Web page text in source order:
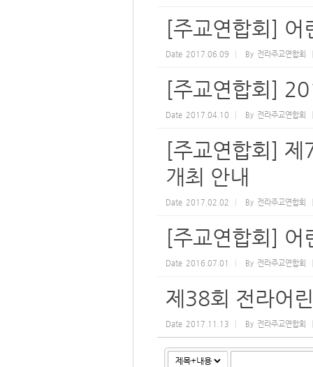
[주교연합회] 어
Date 2017.06.09 By 전라주교연합회
[주교연합회]
Date 2017.04.10 By 전라주교연합회
[주교연합회] 제
개최 안내
Date 2017.02.02 By 전라주교연합회
[주교연합회] 어
Date 2016.07.01 By 전라주교연합회
제38회 전라어
Date 2017.11.13 By 전라주교연합회